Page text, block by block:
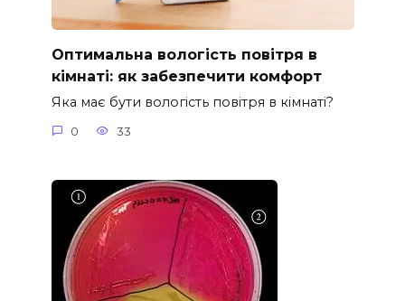
Оптимальна вологість повітря в
кімнаті: як забезпечити комфорт
Яка має бути вологість повітря в кімнаті?
0 33